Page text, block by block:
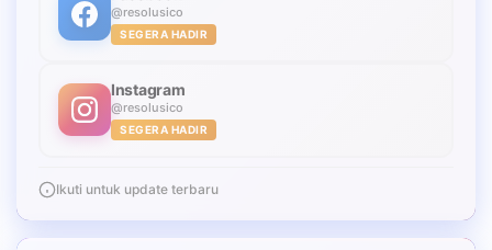
@resolusico
SEGERA HADIR
Instagram
@resolusico
SEGERA HADIR
Ikuti untuk update terbaru